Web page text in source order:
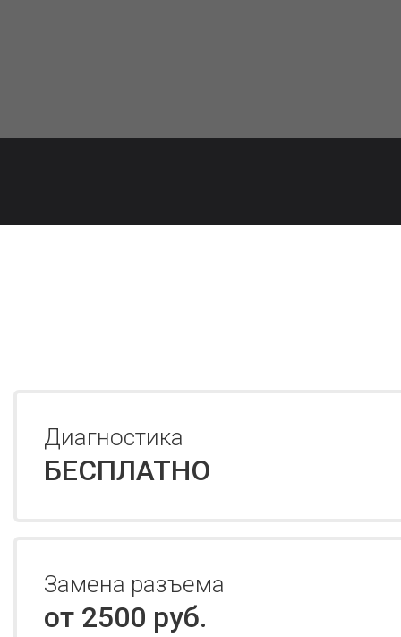
Диагностика
БЕСПЛАТНО
Замена разъема
от 2500 руб.